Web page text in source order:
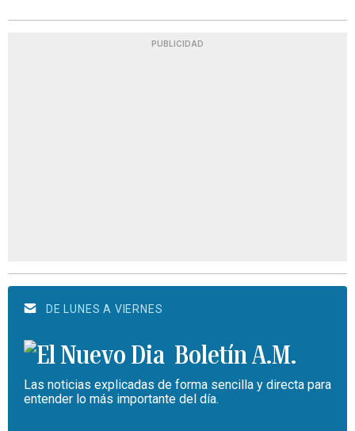
PUBLICIDAD
DE LUNES A VIERNES
Boletín A.M.
Las noticias explicadas de forma sencilla y directa para
entender lo más importante del día.